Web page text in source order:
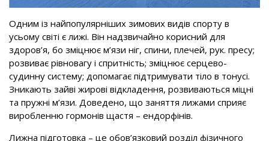
Одним із найпопулярніших зи­мових видів спорту в
усьому світі є лижі. Він надзвичайно корисний для
здоров’я, бо зміцнює м’язи ніг, спини, плечей, рук. пресу;
розвиває рівновагу і спритність; зміцнює серцево-
судинну систему; до­помагає підтримувати тіло в тонусі.
Зникають зайві жирові відкладення, розвиваються міцні
та пружні м’язи. Доведено, що заняття лижами сприяє
вироблен­ню гормонів щастя – ендорфінів.
Лижна підготовка – це обов’язковий розділ фізичного